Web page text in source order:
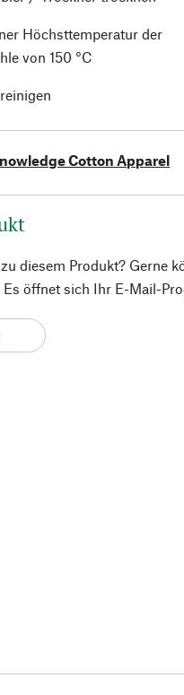
Höchsttemperatur der
von 150 °C
Cotton Apparel
diesem Produkt? Gerne
Es öffnet sich Ihr E-Mail-